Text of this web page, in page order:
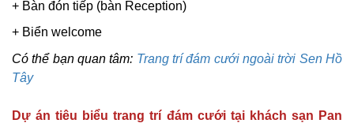
+ Bàn đón tiếp (bàn Reception)
+ Biển welcome
Có thể bạn quan tâm: Trang trí đám cưới ngoài trời Sen Hồ
Tây
Dự án tiêu biểu trang trí đám cưới tại khách sạn Pan